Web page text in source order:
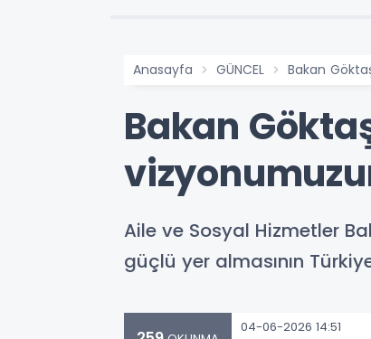
Anasayfa GÜNCEL Bakan
Bakan
Aile ve Sosyal Hizmetler
güçlü yer almasının
04-06-2026 14:51